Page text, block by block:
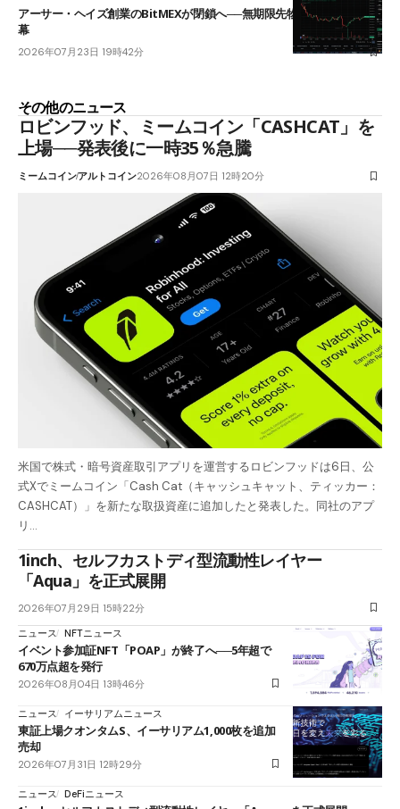
アーサー・ヘイズ創業のBitMEXが閉鎖へ──無期限先物を生んだ11年に
幕
2026年07月23日 19時42分
その他のニュース
ロビンフッド、ミームコイン「CASHCAT」を
上場──発表後に一時35％急騰
ミームコインアルトコイン2026年08月07日 12時20分
米国で株式・暗号資産取引アプリを運営するロビンフッドは6日、公
式Xでミームコイン「Cash Cat（キャッシュキャット、ティッカー：
CASHCAT）」を新たな取扱資産に追加したと発表した。同社のアプ
リ…
1inch、セルフカストディ型流動性レイヤー
「Aqua」を正式展開
2026年07月29日 15時22分
ニュース NFTニュース
イベント参加証NFT「POAP」が終了へ──5年超で
670万点超を発行
2026年08月04日 13時46分
ニュース イーサリアムニュース
東証上場クオンタムS、イーサリアム1,000枚を追加
売却
2026年07月31日 12時29分
ニュース DeFiニュース